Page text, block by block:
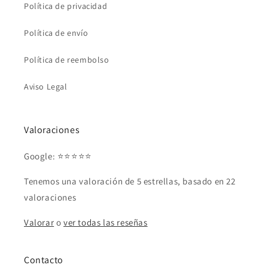
Política de privacidad
Política de envío
Política de reembolso
Aviso Legal
Valoraciones
Google: ⭐⭐⭐⭐⭐
Tenemos una valoración de 5 estrellas, basado en 22
valoraciones
Valorar over todas las reseñas
Contacto